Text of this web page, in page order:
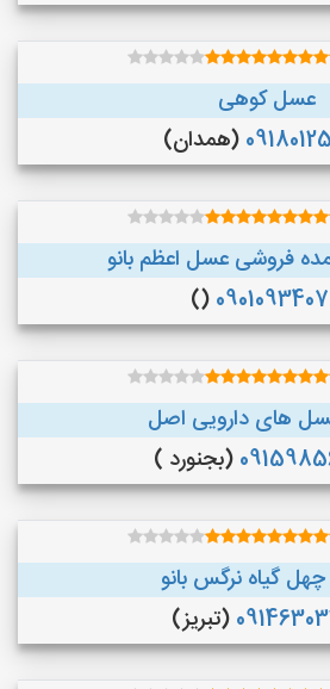
عسل کوهی
(همدان)
فروشی عسل اعظم بانو
()
های دارویی اصل
(بجنورد )
گیاه نرگس بانو
(تبریز)